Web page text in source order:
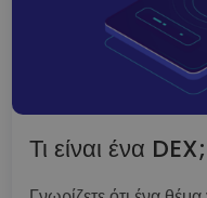
Τι είναι ένα DEX;